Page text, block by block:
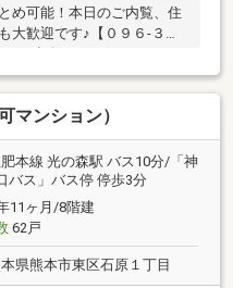
め可能！本日のご内覧、住
大歓迎です♪【０９６-３８
借入額・お仕事の種類や生
よって様々です。銀行・フ
用する金利/ローン年数等を
々のお支払い額に大きな差
複雑な住宅ローンについて
たに合ったご提案をしま
ローンのご相談のみでもお
い♪
マンション）
本線 光の森駅 バス10分/「神
バス」バス停 停歩3分
11ヶ月/8階建
62戸
県熊本市東区石原１丁目